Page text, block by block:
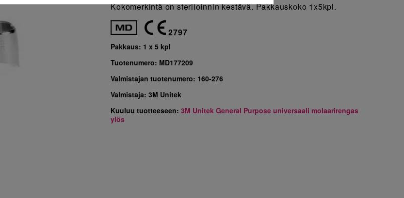
Kokomerkintä on steriloinnin kestävä. Pakkauskoko 1x5kpl.
2797
Pakkaus: 1 x 5 kpl
Tuotenumero: MD177209
Valmistajan tuotenumero: 160-276
Valmistaja:3M Unitek
Kuuluu tuotteeseen:3M Unitek General Purpose universaali molaarirengas
ylös